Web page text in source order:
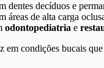
dentes decíduos e
áreas de alta carga
odontopediatria e
em condições bucais